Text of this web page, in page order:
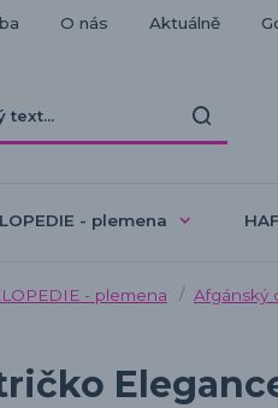
O nás Aktuálně
- plemena
- plemena Afgánský